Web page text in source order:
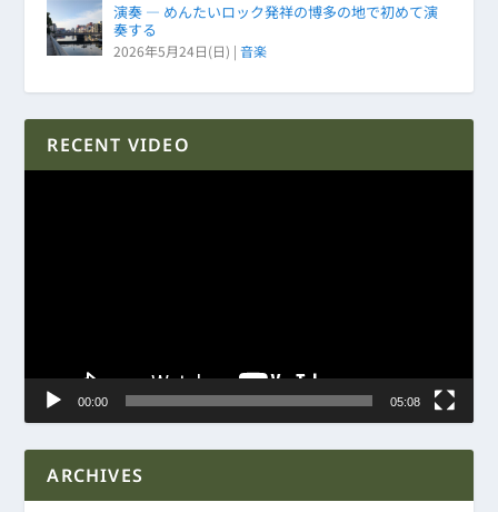
演奏 ― めんたいロック発祥の博多の地で初めて演
奏する
2026年5月24日(日) |音楽
RECENT VIDEO
00:00 05:08
ARCHIVES